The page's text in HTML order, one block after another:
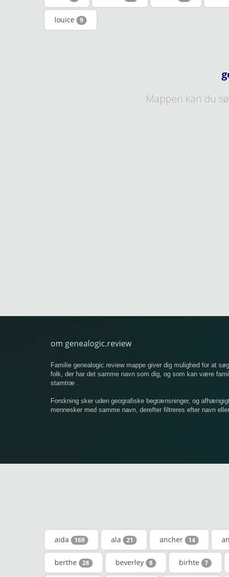
louice 9
Mappen kan du
om genealogic.review
Familie genealogic.review mappe giver dig mulighed for at
folk, der har det samme navn som dig, og som kan være
stamtræ .
Forskning sker uden geografiske begrænsninger, og
mennesker med samme navn, derefter filtreres efter navn
aida 169 ala 21 ancher 14
berthe 28 beverley 8 birhte 7